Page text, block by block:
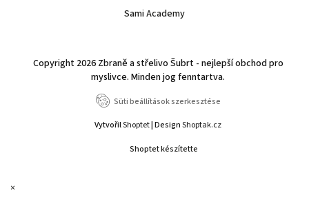
Sami Academy
Shoptet készítette
Copyright 2026 Zbraně a střelivo Šubrt - nejlepší obchod pro
myslivce. Minden jog fenntartva.
Süti beállítások szerkesztése
VytvořilShoptet | DesignShoptak.cz
×